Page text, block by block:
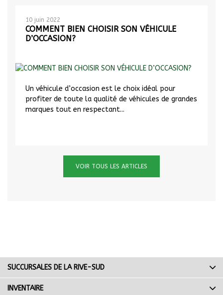
10 juin 2022
COMMENT BIEN CHOISIR SON VÉHICULE
D’OCCASION?
Un véhicule d’occasion est le choix idéal pour
profiter de toute la qualité de véhicules de grandes
marques tout en respectant...
VOIR TOUS LES ARTICLES
SUCCURSALES DE LA RIVE-SUD
INVENTAIRE